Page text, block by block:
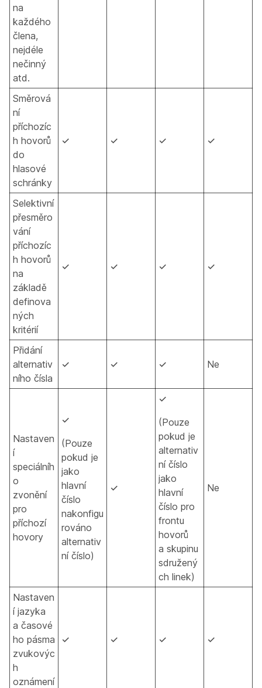
na
každého
člena,
nejdéle
nečinný
atd.
Směrová
ní
příchozíc
h hovorů
do
hlasové
schránky
✓ ✓ ✓ ✓
Selektivní
přesměro
vání
příchozíc
h hovorů
na
základě
definova
ných
kritérií
✓ ✓ ✓ ✓
Přidání
alternativ
ního čísla
✓ ✓ ✓ Ne
Nastaven
í
speciálníh
o
zvonění
pro
příchozí
hovory
✓
(Pouze
pokud je
jako
hlavní
číslo
nakonfigu
rováno
alternativ
ní číslo)
✓
✓
(Pouze
pokud je
alternativ
ní číslo
jako
hlavní
číslo pro
frontu
hovorů
a skupinu
sdružený
ch linek)
Ne
Nastaven
í jazyka
a časové
ho pásma
zvukovýc
h
oznámení
✓ ✓ ✓ ✓